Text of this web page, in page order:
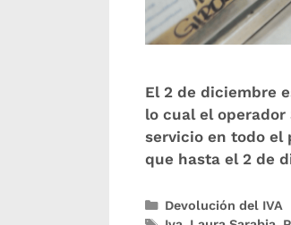
El 2 de diciembre
lo cual el
servicio en todo el
que hasta el 2 de
Devolución del IVA